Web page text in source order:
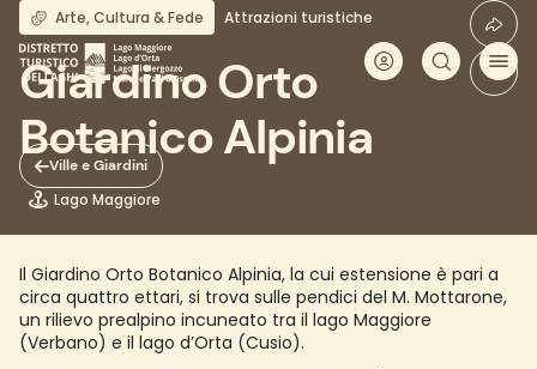
Salta
contenuto
principale
Ville e Giardini
Arte, Cultura & Fede Attrazioni turistiche
Giardino Orto
Botanico Alpinia
Lago Maggiore
Il Giardino Orto Botanico Alpinia, la cui estensione è pari a
circa quattro ettari, si trova sulle pendici del M. Mottarone,
un rilievo prealpino incuneato tra il lago Maggiore
(Verbano) e il lago d’Orta (Cusio).